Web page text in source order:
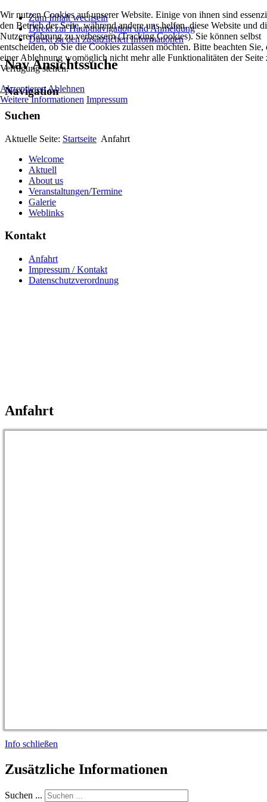
Zum Inhalt wechseln
Direkt zur Hauptnavigation und Anmeldung
Direkt zu den zusätzlichen Informationen
Nav Ansichtssuche
Navigation
Suchen
Aktuelle Seite: Startseite Anfahrt
Welcome
Aktuell
About us
Veranstaltungen/Termine
Galerie
Weblinks
Kontakt
Anfahrt
Impressum / Kontakt
Datenschutzverordnung
Anfahrt
Info schließen
Zusätzliche Informationen
Suchen ...
Wir nutzen Cookies auf unserer Website. Einige von ihnen sind
den Betrieb der Seite, während andere uns helfen, diese Website und
Nutzererfahrung zu verbessern (Tracking Cookies). Sie können selbst
entscheiden, ob Sie die Cookies zulassen möchten. Bitte beachten Sie,
einer Ablehnung womöglich nicht mehr alle Funktionalitäten der Seite
Verfügung stehen.
AkzeptierenAblehnen
Weitere Informationen Impressum